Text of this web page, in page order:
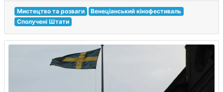
Мистецтво та розваги
Венеціанський кінофестиваль
Сполучені Штати